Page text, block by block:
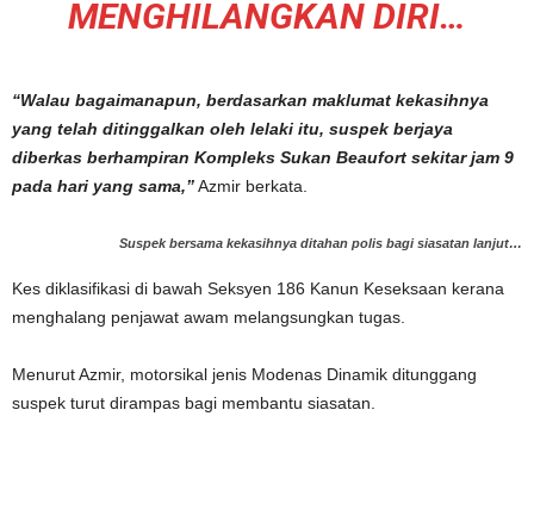
MENGHILANGKAN DIRI…
“Walau bagaimanapun, berdasarkan maklumat kekasihnya
yang telah ditinggalkan oleh lelaki itu, suspek berjaya
diberkas berhampiran Kompleks Sukan Beaufort sekitar jam 9
pada hari yang sama,”Azmir berkata.
Suspek bersama kekasihnya ditahan polis bagi siasatan lanjut…
Kes diklasifikasi di bawah Seksyen 186 Kanun Keseksaan kerana
menghalang penjawat awam melangsungkan tugas.
Menurut Azmir, motorsikal jenis Modenas Dinamik ditunggang
suspek turut dirampas bagi membantu siasatan.